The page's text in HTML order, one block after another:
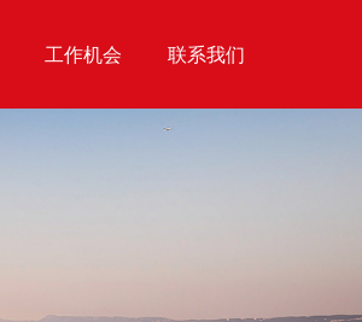
工作机会 联系我们